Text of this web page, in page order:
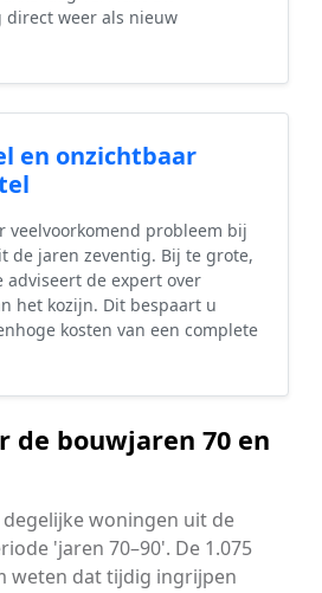
direct weer als nieuw
en onzichtbaar
veelvoorkomend probleem bij
de jaren zeventig. Bij te grote,
adviseert de expert over
het kozijn. Dit bespaart u
kosten van een complete
de bouwjaren 70 en
woningen uit de
'jaren 70–90'. De 1.075
weten dat tijdig ingrijpen